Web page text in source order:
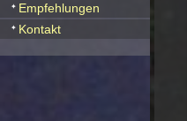
Empfehlungen
Kontakt